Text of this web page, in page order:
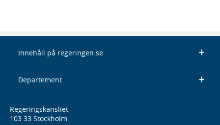
Innehåll på regeringen.se
Departement
Regeringskansliet
103 33 Stockholm